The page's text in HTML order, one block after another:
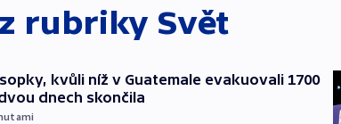
rubriky Svět
kvůli níž v Guatemale evakuovali 1700
dnech skončila